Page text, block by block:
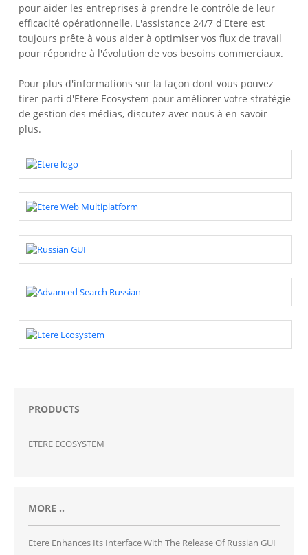
pour aider les entreprises à prendre le contrôle de leur
efficacité opérationnelle. L'assistance 24/7 d'Etere est
toujours prête à vous aider à optimiser vos flux de travail
pour répondre à l'évolution de vos besoins commerciaux.
Pour plus d'informations sur la façon dont vous pouvez
tirer parti d'Etere Ecosystem pour améliorer votre stratégie
de gestion des médias, discutez avec nous à en savoir
plus.
PRODUCTS
ETERE ECOSYSTEM
MORE ..
Etere Enhances Its Interface With The Release Of Russian GUI